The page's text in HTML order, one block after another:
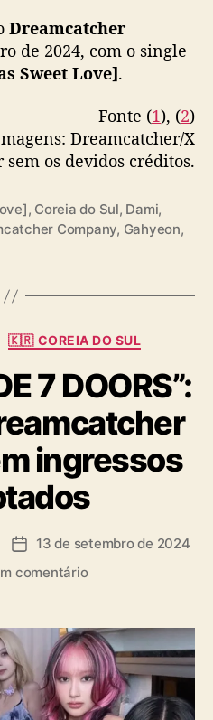
c
o
n
o
Dreamcatcher
de 2024, com o single
Sweet Love].
Fonte (1), (2)
Dreamcatcher/X
os devidos créditos.
, Coreia do Sul, Dami,
Company, Gahyeon,
C
t
e
g
o
r
i
a
s
🇰🇷 COREIA DO SUL
7 DOORS”:
ingressos
D
d
e
p
u
b
13 de setembro de 2024
comentárioe
L
U
C
K
I